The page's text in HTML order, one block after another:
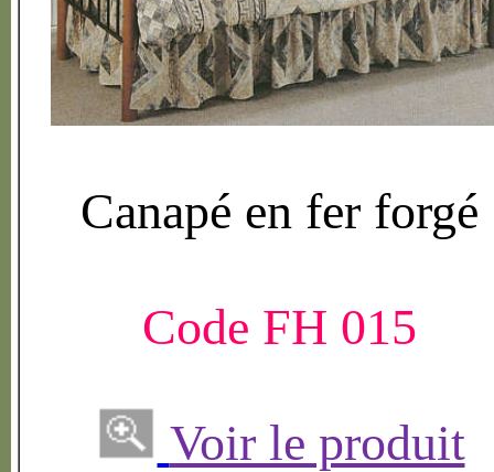
Canapé en fer forgé
Code FH 015
Voir le produit